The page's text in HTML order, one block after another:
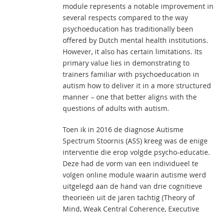
module represents a notable improvement in
several respects compared to the way
psychoeducation has traditionally been
offered by Dutch mental health institutions.
However, it also has certain limitations. Its
primary value lies in demonstrating to
trainers familiar with psychoeducation in
autism how to deliver it in a more structured
manner – one that better aligns with the
questions of adults with autism.
Toen ik in 2016 de diagnose Autisme
Spectrum Stoornis (ASS) kreeg was de enige
interventie die erop volgde psycho-educatie.
Deze had de vorm van een individueel te
volgen online module waarin autisme werd
uitgelegd aan de hand van drie cognitieve
theorieën uit de jaren tachtig (Theory of
Mind, Weak Central Coherence, Executive